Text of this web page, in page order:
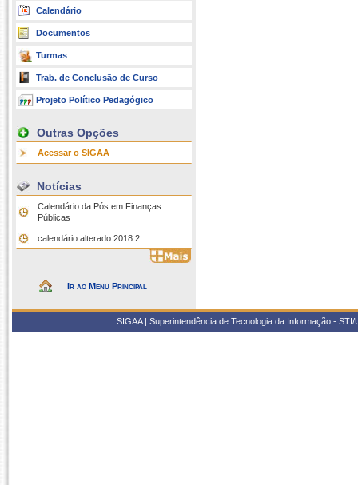
Calendário
Documentos
Turmas
Trab. de Conclusão de Curso
Projeto Político Pedagógico
Outras Opções
Acessar o SIGAA
Notícias
Calendário da Pós em Finanças
Públicas
calendário alterado 2018.2
Ir ao Menu Principal
SIGAA | Superintendência de Tecnologia da Informação -